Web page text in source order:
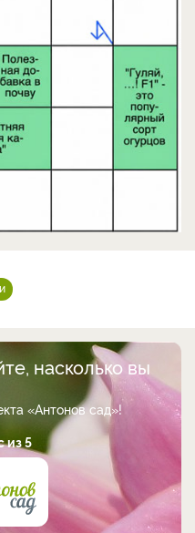
насколько вы
«Антонов сад»!
из 5